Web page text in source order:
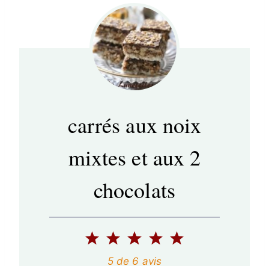
carrés aux noix
mixtes et aux 2
chocolats
5
4
3
é
2
é
1
5 de 6 avis